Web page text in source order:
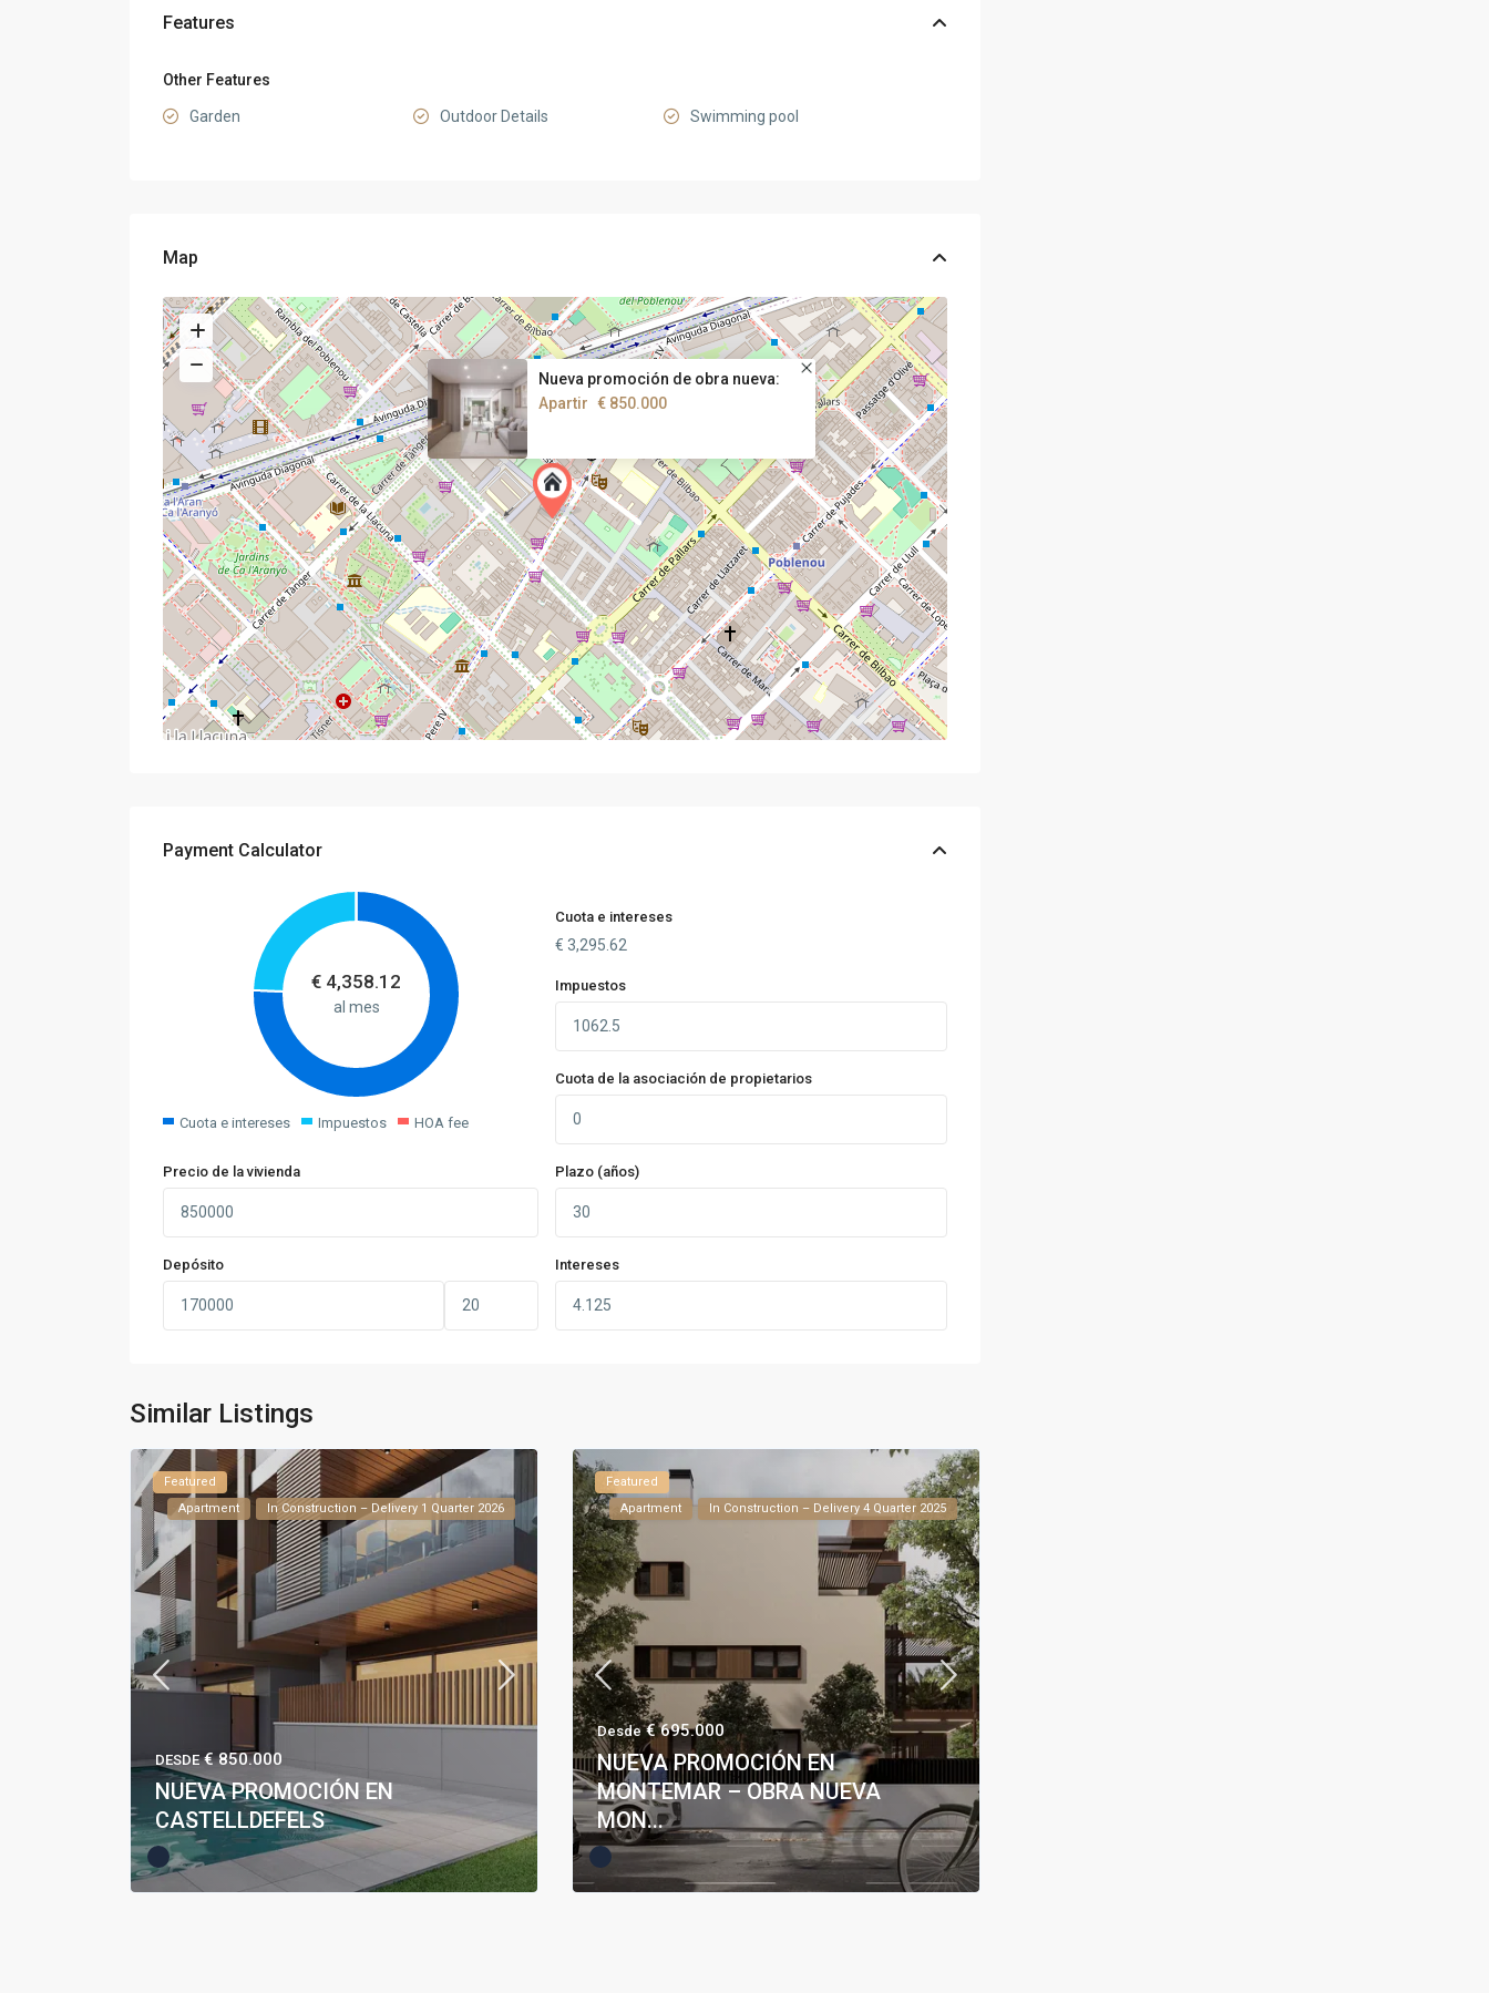
Features
Other Features
Garden Outdoor Details Swimming pool
Map
Nueva promoción de obra nueva:
Apartir € 850.000
Payment Calculator
€ 4,358.12
al mes
Cuota e intereses Impuestos HOA fee
Cuota e intereses
€ 3,295.62
Impuestos
Cuota de la asociación de propietarios
Precio de la vivienda
Depósito
Plazo (años)
Intereses
Similar Listings
Featured
Apartment
In Construction – Delivery 1 Quarter 2026
DESDE€ 850.000
NUEVA PROMOCIÓN EN
CASTELLDEFELS
Featured
Apartment
In Construction – Delivery 4 Quarter 2025
Desde€ 695.000
NUEVA PROMOCIÓN EN
MONTEMAR – OBRA NUEVA
MON...